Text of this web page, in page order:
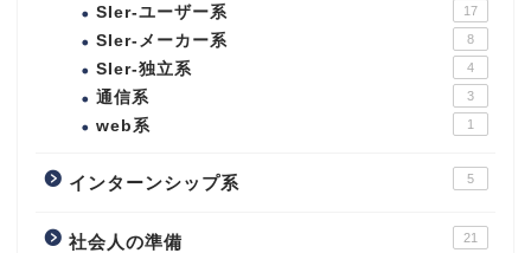
SIer-ユーザー系 17
SIer-メーカー系 8
SIer-独立系 4
通信系 3
web系 1
インターンシップ系 5
社会人の準備 21